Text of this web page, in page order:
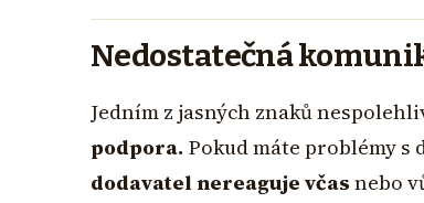
Nedostatečná
Jedním z jasných znaků
podpora. Pokud máte problémy s
dodavatel nereaguje včas nebo